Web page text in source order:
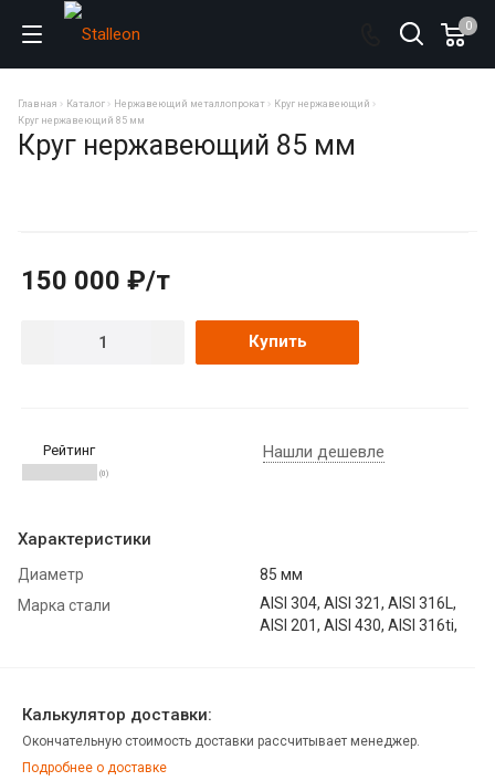
0
Главная Каталог Нержавеющий металлопрокат
Круг нержавеющий
Круг нержавеющий 85 мм
Круг нержавеющий 85 мм
150 000 ₽/т
Купить
Рейтинг
(0)
Нашли дешевле
Характеристики
Диаметр
85 мм
Марка стали
AISI 304, AISI 321, AISI 316L,
AISI 201, AISI 430, AISI 316ti,
Калькулятор доставки:
Окончательную стоимость доставки рассчитывает менеджер.
Подробнее о доставке